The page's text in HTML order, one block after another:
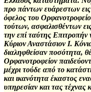
προ πάντων ευάρεστων
όφελος του
τούτων, ασφαλισθέντων
την επί ταύτης
Κύριον Αναστάσιον Ι.
διαληφθείσαν ποσότητα,
Ορφανοτροφείον
μέχρι τούδε από το
και ικανότητα έκαστος
υπηρεσίαν και τας τέχνας